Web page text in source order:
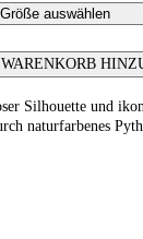
Größe auswählen
Silhouette und
naturfarbenes